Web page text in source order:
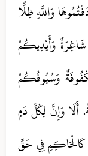
وَاللَّهِ ظِلًّا
وَأَيْدِيكُمْ
وَسُيُوفُكُمْ
وَإِنَّ لِكُلِّ دَمٍ
كَالْحَاكِمِ فِي حَقِّ